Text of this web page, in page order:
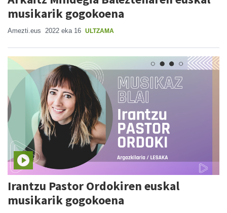
musikarik gogokoena
Amezti.eus 2022 eka 16 ULTZAMA
Irantzu Pastor Ordokiren euskal
musikarik gogokoena